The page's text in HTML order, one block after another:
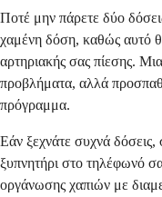
Ποτέ μην πάρετε δύο
χαμένη δόση, καθώς αυτό
αρτηριακής σας πίεσης.
προβλήματα, αλλά
πρόγραμμα.
Εάν ξεχνάτε συχνά δόσεις,
ξυπνητήρι στο τηλέφωνό
οργάνωσης χαπιών με